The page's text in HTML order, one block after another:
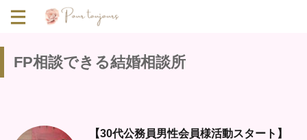
FP相談できる結婚相談所
【30代公務員男性会員様活動スタート】